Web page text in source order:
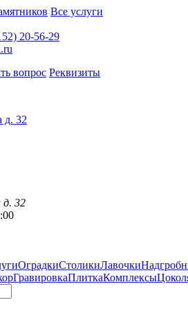
Все услуги
20-56-29
вопрос Реквизиты
д. 32
д. 32
ОградкиСтоликиЛавочки
ГравировкаПлиткаКомплексы